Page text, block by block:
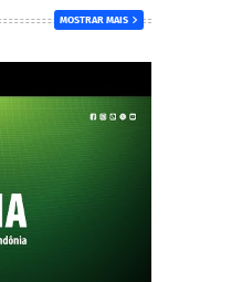
MOSTRAR MAIS